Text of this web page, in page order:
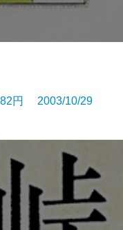
円 2003/10/29